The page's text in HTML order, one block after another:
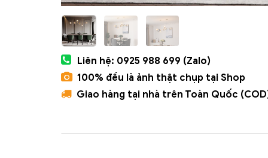
Liên hệ: 0925 988 699 (Zalo)
100% đều là ảnh thật chụp tại Shop
Giao hàng tại nhà trên Toàn Quốc